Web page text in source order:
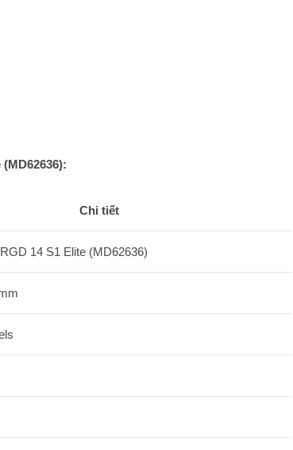
Chi tiết
14 S1 Elite (MD62636)